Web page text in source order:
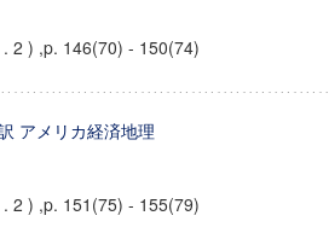
2 ) ,p. 146(70) - 150(74)
アメリカ経済地理
2 ) ,p. 151(75) - 155(79)